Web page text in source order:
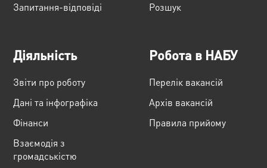
Запитання-відповіді
Розшук
Діяльність
Звіти про роботу
Дані та інфографіка
Фінанси
Взаємодія з
громадськістю
Робота в НАБУ
Перелік вакансій
Архів вакансій
Правила прийому